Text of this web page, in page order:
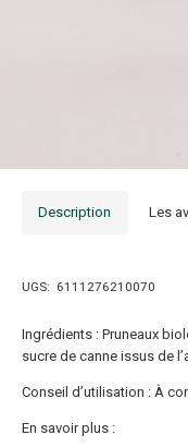
Description Les
UGS: 6111276210070
Ingrédients : Pruneaux
sucre de canne issus de
Conseil d’utilisation : À
En savoir plus :